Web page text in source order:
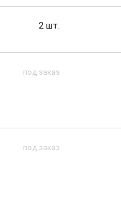
2 шт.
под заказ
под заказ